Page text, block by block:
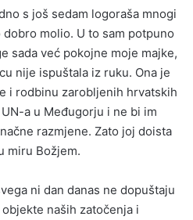
s još sedam logoraša mnogi
molio. U to sam potpuno
sada već pokojne moje majke,
nije ispuštala iz ruku. Ona je
i rodbinu zarobljenih hrvatskih
a u Međugorju i ne bi im
razmjene. Zato joj doista
miru Božjem.
ni dan danas ne dopuštaju
naših zatočenja i